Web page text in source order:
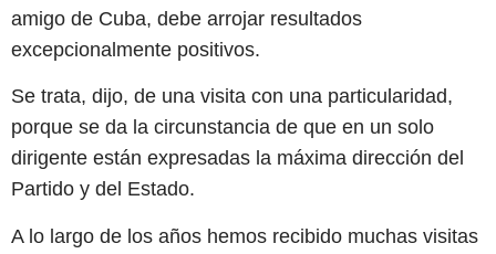
amigo de Cuba, debe arrojar resultados
excepcionalmente positivos.
Se trata, dijo, de una visita con una particularidad,
porque se da la circunstancia de que en un solo
dirigente están expresadas la máxima dirección del
Partido y del Estado.
A lo largo de los años hemos recibido muchas visitas